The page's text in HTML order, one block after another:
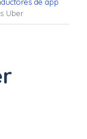
de app
Uber